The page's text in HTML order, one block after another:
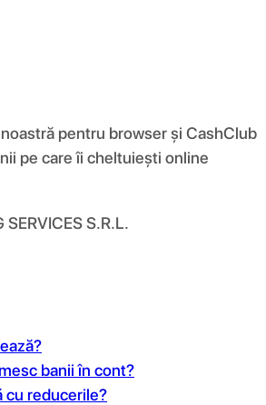
pentru browser și CashClub
pe care îi cheltuiești online
S.R.L.
banii în cont?
cu reducerile?